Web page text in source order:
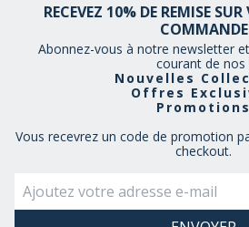
RECEVEZ 10% DE REMISE
COMMANDE
Abonnez-vous à notre newsletter
courant de nos
Nouvelles
Offres
Promotions
Vous recevrez un code de promotion
checkout.